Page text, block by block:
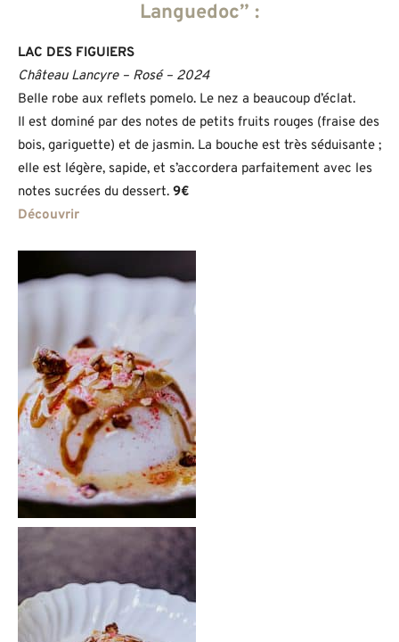
Languedoc” :
LAC DES FIGUIERS
Château Lancyre – Rosé – 2024
Belle robe aux reflets pomelo. Le nez a beaucoup d’éclat.
Il est dominé par des notes de petits fruits rouges (fraise des
bois, gariguette) et de jasmin. La bouche est très séduisante ;
elle est légère, sapide, et s’accordera parfaitement avec les
notes sucrées du dessert. 9€
Découvrir